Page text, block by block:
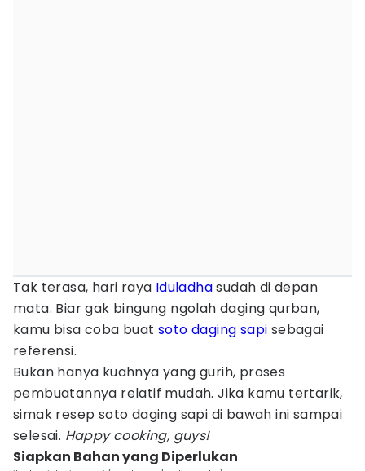
Tak terasa, hari raya Iduladhasudah di depan
mata. Biar gak bingung ngolah daging qurban,
kamu bisa coba buat soto daging sapi sebagai
referensi.
Bukan hanya kuahnya yang gurih, proses
pembuatannya relatif mudah. Jika kamu tertarik,
simak resep soto daging sapi di bawah ini sampai
selesai. Happy cooking, guys!
Siapkan Bahan yang Diperlukan